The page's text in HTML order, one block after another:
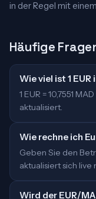
in der Regel mit
Häufige
Wie viel ist 1 EUR
1 EUR = 10,7551
aktualisiert.
Wie rechne ich
Geben Sie den
aktualisiert sich
Wird der EUR/